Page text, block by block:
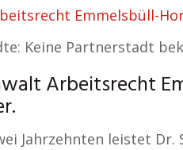
Keine Partnerstadt
Arbeitsrecht
Jahrzehnten leistet